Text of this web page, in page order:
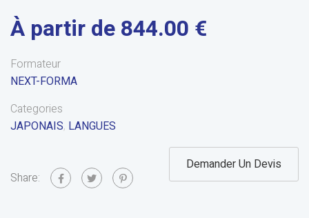
844.00 €
Formateur
NEXT-FORMA
Categories
JAPONAIS, LANGUES
Share:
Demander Un Devis